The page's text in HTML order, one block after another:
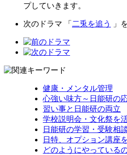
プしていきます。
次のドラマ 「 二兎を追う 」
健康・メンタル管理
心強い味方～日能研の
習い事と日能研の両立
学校説明会・文化祭を
日能研の学習・受験相
日特、オプション講座
どのようにやっている